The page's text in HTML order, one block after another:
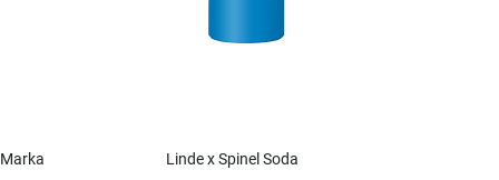
Marka Linde x Spinel Soda